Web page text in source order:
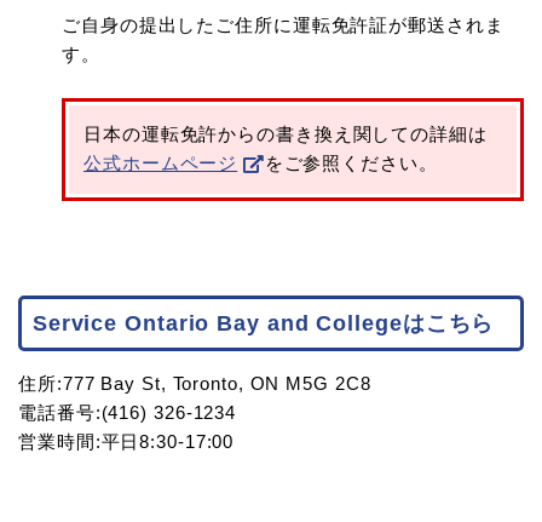
ご自身の提出したご住所に運転免許証が郵送されま
す。
日本の運転免許からの書き換え関しての詳細は
公式ホームページ
をご参照ください。
Service Ontario Bay and Collegeはこちら
住所:777 Bay St, Toronto, ON M5G 2C8
電話番号:(416) 326-1234
営業時間:平日8:30-17:00